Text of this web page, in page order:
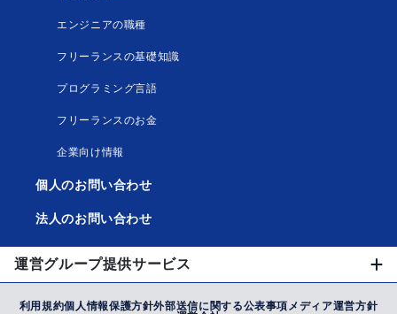
エンジニアの職種
フリーランスの基礎知識
プログラミング言語
フリーランスのお金
企業向け情報
個人のお問い合わせ
法人のお問い合わせ
運営グループ提供サービス
利用規約個人情報保護方針外部送信に関する公表事項メディア運営方針